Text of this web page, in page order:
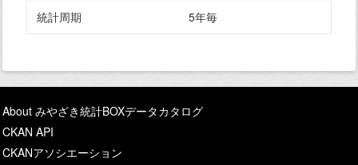
統計周期
5年毎
About みやざき統計BOXデータカタログ
CKAN API
CKANアソシエーション